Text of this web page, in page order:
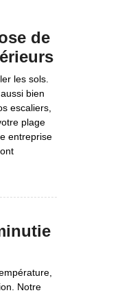
de
les sols.
bien
escaliers,
plage
entreprise
Notre